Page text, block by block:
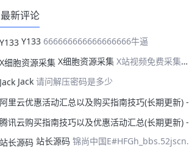
最新评论
Y133 666666666666666666牛逼
X细胞资源采集 X站视频免费采集，可以适配此CMS，含免费模板。有需要的站长可以看看xxibaozyw.com
Jack 请问解压密码是多少
站长源码 锦尚中国E#HFGh_bbs.52jscn.comEYzhibo8